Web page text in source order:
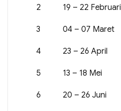
2 19 – 22 Februari
3 04 – 07 Maret
4 23 – 26 April
5 13 – 18 Mei
6 20 – 26 Juni